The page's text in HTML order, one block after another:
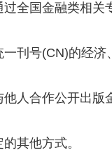
过全国金融类相关
一刊号(CN)的经
他人合作公开出版
其他方式。